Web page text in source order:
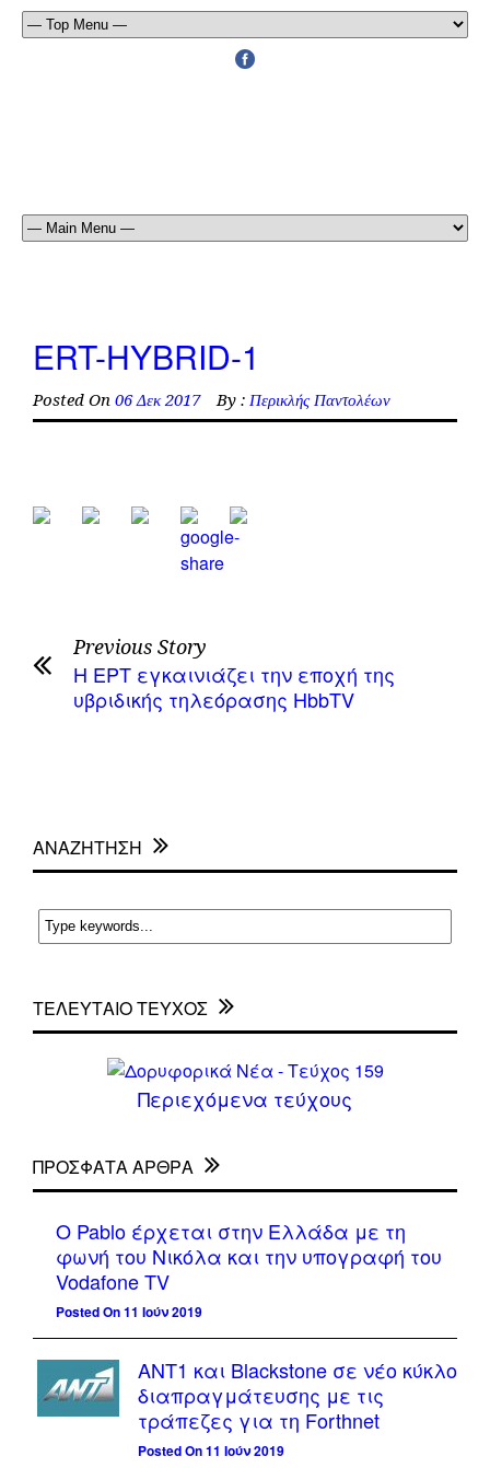
ERT-HYBRID-1
Posted On 06 Δεκ 2017 By : Περικλής Παντολέων
Previous Story
Η ΕΡΤ εγκαινιάζει την εποχή της
υβριδικής τηλεόρασης HbbTV
ΑΝΑΖΗΤΗΣΗ
ΤΕΛΕΥΤΑΙΟ ΤΕΥΧΟΣ
Περιεχόμενα τεύχους
ΠΡΌΣΦΑΤΑ ΆΡΘΡΑ
Ο Pablo έρχεται στην Ελλάδα με τη
φωνή του Νικόλα και την υπογραφή του
Vodafone TV
Posted On 11 Ιούν 2019
ΑΝΤ1 και Blackstone σε νέο κύκλο
διαπραγμάτευσης με τις
τράπεζες για τη Forthnet
Posted On 11 Ιούν 2019